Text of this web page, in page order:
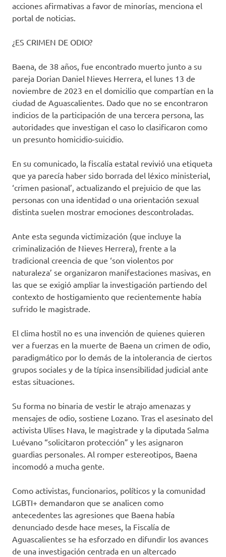
acciones afirmativas a favor de minorías, menciona el
portal de noticias.
¿ES CRIMEN DE ODIO?
Baena, de 38 años, fue encontrado muerto junto a su
pareja Dorian Daniel Nieves Herrera, el lunes 13 de
noviembre de 2023 en el domicilio que compartían en la
ciudad de Aguascalientes. Dado que no se encontraron
indicios de la participación de una tercera persona, las
autoridades que investigan el caso lo clasificaron como
un presunto homicidio-suicidio.
En su comunicado, la fiscalía estatal revivió una etiqueta
que ya parecía haber sido borrada del léxico ministerial,
‘crimen pasional’, actualizando el prejuicio de que las
personas con una identidad o una orientación sexual
distinta suelen mostrar emociones descontroladas.
Ante esta segunda victimización (que incluye la
criminalización de Nieves Herrera), frente a la
tradicional creencia de que ‘son violentos por
naturaleza’ se organizaron manifestaciones masivas, en
las que se exigió ampliar la investigación partiendo del
contexto de hostigamiento que recientemente había
sufrido le magistrade.
El clima hostil no es una invención de quienes quieren
ver a fuerzas en la muerte de Baena un crimen de odio,
paradigmático por lo demás de la intolerancia de ciertos
grupos sociales y de la típica insensibilidad judicial ante
estas situaciones.
Su forma no binaria de vestir le atrajo amenazas y
mensajes de odio, sostiene Lozano. Tras el asesinato del
activista Ulises Nava, le magistrade y la diputada Salma
Luévano “solicitaron protección” y les asignaron
guardias personales. Al romper estereotipos, Baena
incomodó a mucha gente.
Como activistas, funcionarios, políticos y la comunidad
LGBTI+ demandaron que se analicen como
antecedentes las agresiones que Baena había
denunciado desde hace meses, la Fiscalía de
Aguascalientes se ha esforzado en difundir los avances
de una investigación centrada en un altercado